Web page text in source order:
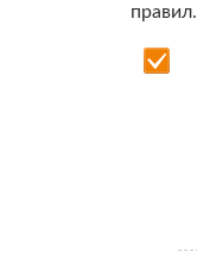
правил.